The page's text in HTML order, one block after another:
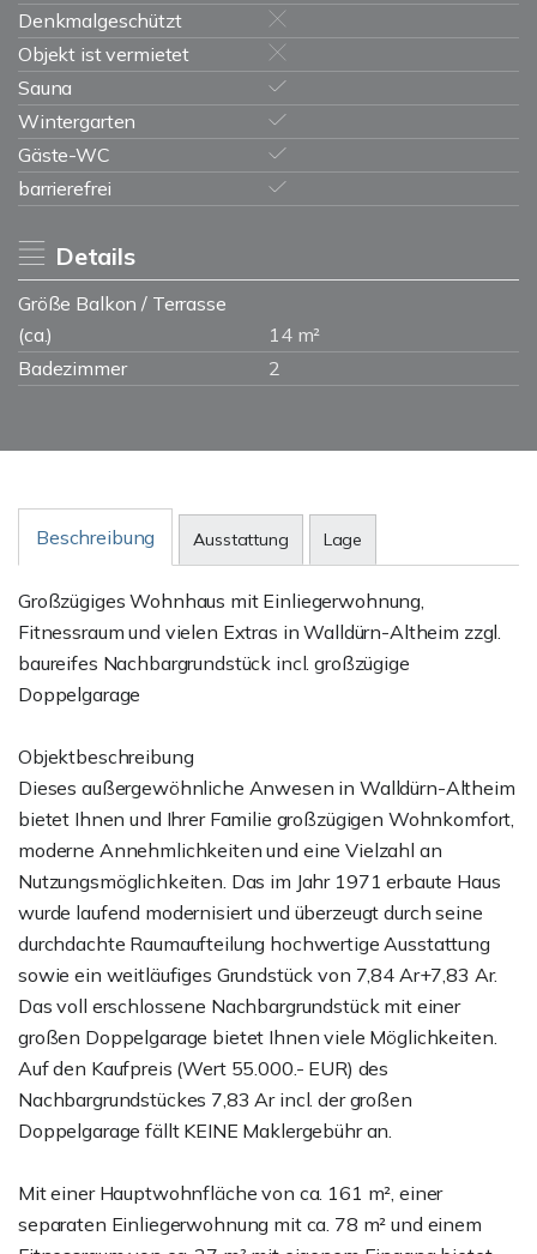
Denkmalgeschützt
Objekt ist vermietet
Sauna
Wintergarten
Gäste-WC
barrierefrei
Details
Größe Balkon / Terrasse
(ca.)
14 m²
Badezimmer
2
Beschreibung Ausstattung Lage
Großzügiges Wohnhaus mit Einliegerwohnung,
Fitnessraum und vielen Extras in Walldürn-Altheim zzgl.
baureifes Nachbargrundstück incl. großzügige
Doppelgarage
Objektbeschreibung
Dieses außergewöhnliche Anwesen in Walldürn-Altheim
bietet Ihnen und Ihrer Familie großzügigen Wohnkomfort,
moderne Annehmlichkeiten und eine Vielzahl an
Nutzungsmöglichkeiten. Das im Jahr 1971 erbaute Haus
wurde laufend modernisiert und überzeugt durch seine
durchdachte Raumaufteilung hochwertige Ausstattung
sowie ein weitläufiges Grundstück von 7,84 Ar+7,83 Ar.
Das voll erschlossene Nachbargrundstück mit einer
großen Doppelgarage bietet Ihnen viele Möglichkeiten.
Auf den Kaufpreis (Wert 55.000.- EUR) des
Nachbargrundstückes 7,83 Ar incl. der großen
Doppelgarage fällt KEINE Maklergebühr an.
Mit einer Hauptwohnfläche von ca. 161 m², einer
separaten Einliegerwohnung mit ca. 78 m² und einem